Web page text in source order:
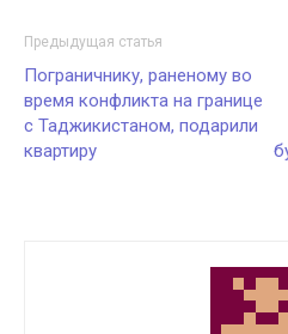
Предыдущая статья
Пограничнику, раненому во
время конфликта на границе
с Таджикистаном, подарили
квартиру